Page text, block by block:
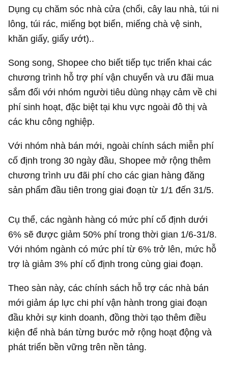
Dụng cụ chăm sóc nhà cửa (chổi, cây lau nhà, túi ni
lông, túi rác, miếng bọt biển, miếng chà vệ sinh,
khăn giấy, giấy ướt)..
Song song, Shopee cho biết tiếp tục triển khai các
chương trình hỗ trợ phí vận chuyển và ưu đãi mua
sắm đối với nhóm người tiêu dùng nhạy cảm về chi
phí sinh hoạt, đặc biệt tại khu vực ngoài đô thị và
các khu công nghiệp.
Với nhóm nhà bán mới, ngoài chính sách miễn phí
cố định trong 30 ngày đầu, Shopee mở rộng thêm
chương trình ưu đãi phí cho các gian hàng đăng
sản phẩm đầu tiên trong giai đoạn từ 1/1 đến 31/5.
Cụ thể, các ngành hàng có mức phí cố định dưới
6% sẽ được giảm 50% phí trong thời gian 1/6-31/8.
Với nhóm ngành có mức phí từ 6% trở lên, mức hỗ
trợ là giảm 3% phí cố định trong cùng giai đoạn.
Theo sàn này, các chính sách hỗ trợ các nhà bán
mới giảm áp lực chi phí vận hành trong giai đoạn
đầu khởi sự kinh doanh, đồng thời tạo thêm điều
kiện để nhà bán từng bước mở rộng hoạt động và
phát triển bền vững trên nền tảng.